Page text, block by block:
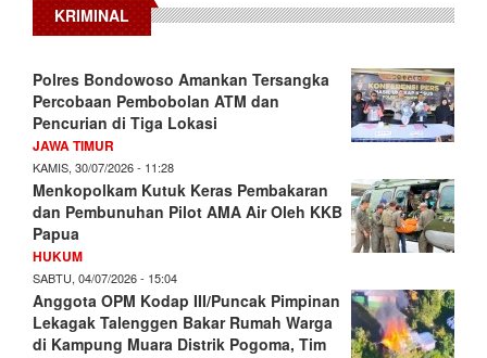
KRIMINAL
Polres Bondowoso Amankan Tersangka
Percobaan Pembobolan ATM dan
Pencurian di Tiga Lokasi
JAWA TIMUR
KAMIS, 30/07/2026 - 11:28
Menkopolkam Kutuk Keras Pembakaran
dan Pembunuhan Pilot AMA Air Oleh KKB
Papua
HUKUM
SABTU, 04/07/2026 - 15:04
Anggota OPM Kodap III/Puncak Pimpinan
Lekagak Talenggen Bakar Rumah Warga
di Kampung Muara Distrik Pogoma, Tim